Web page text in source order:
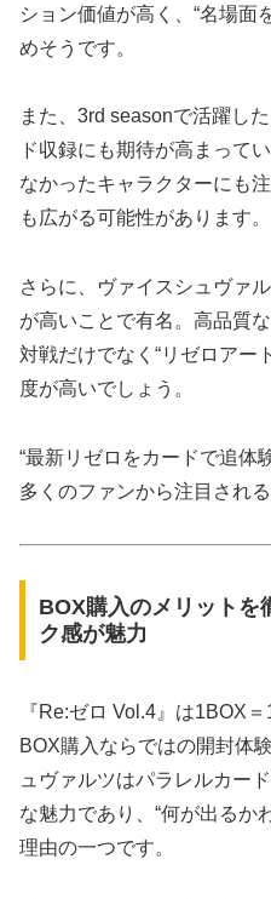
ション価値が高く、“名場面
めそうです。
また、3rd seasonで活躍し
ド収録にも期待が高まって
なかったキャラクターにも
も広がる可能性があります。
さらに、ヴァイスシュヴァ
が高いことで有名。高品質
対戦だけでなく“リゼロアー
度が高いでしょう。
“最新リゼロをカードで追体
多くのファンから注目され
BOX購入のメリットを
ク感が魅力
『Re:ゼロ Vol.4』は1BOX
BOX購入ならではの開封体
ュヴァルツはパラレルカー
な魅力であり、“何が出るか
理由の一つです。